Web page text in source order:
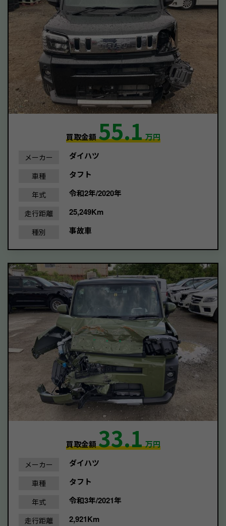
買取金額55.1万円
メーカー ダイハツ
車種 タフト
年式 令和2年/2020年
走行距離 25,249Km
種別 事故車
買取金額33.1万円
メーカー ダイハツ
車種 タフト
年式 令和3年/2021年
走行距離 2,921Km